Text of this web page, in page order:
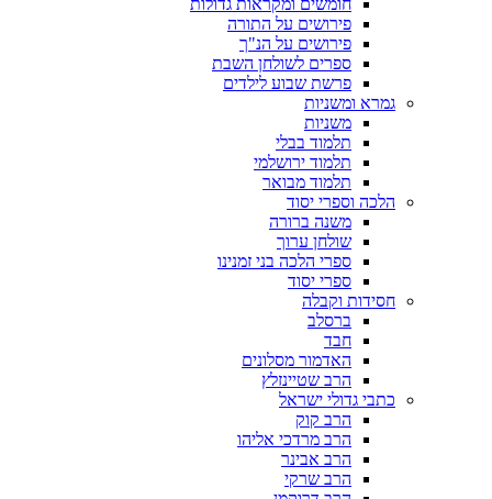
חומשים ומקראות גדולות
פירושים על התורה
פירושים על הנ"ך
ספרים לשולחן השבת
פרשת שבוע לילדים
גמרא ומשניות
משניות
תלמוד בבלי
תלמוד ירושלמי
תלמוד מבואר
הלכה וספרי יסוד
משנה ברורה
שולחן ערוך
ספרי הלכה בני זמנינו
ספרי יסוד
חסידות וקבלה
ברסלב
חבד
האדמור מסלונים
הרב שטיינזלץ
כתבי גדולי ישראל
הרב קוק
הרב מרדכי אליהו
הרב אבינר
הרב שרקי